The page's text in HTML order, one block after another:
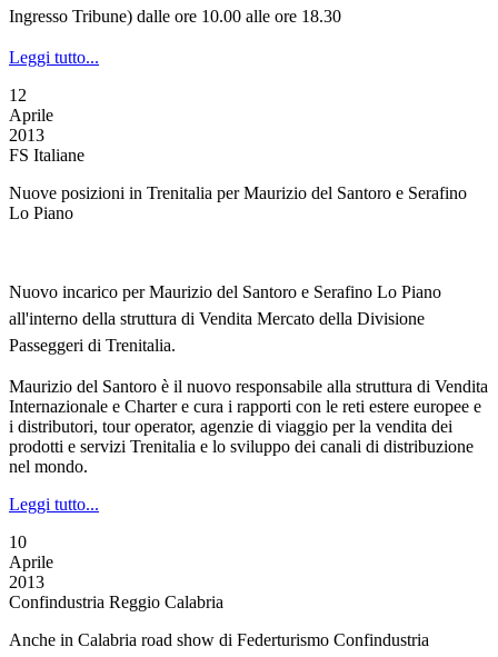
Ingresso Tribune) dalle ore 10.00 alle ore 18.30
Leggi tutto...
12
Aprile
2013
FS Italiane
Nuove posizioni in Trenitalia per Maurizio del Santoro e Serafino
Lo Piano
Nuovo incarico per Maurizio del Santoro e Serafino Lo Piano
all'interno della struttura di Vendita Mercato della Divisione
Passeggeri di Trenitalia.
Maurizio del Santoro è il nuovo responsabile alla struttura di Vendita
Internazionale e Charter e cura i rapporti con le reti estere europee e
i distributori, tour operator, agenzie di viaggio per la vendita dei
prodotti e servizi Trenitalia e lo sviluppo dei canali di distribuzione
nel mondo.
Leggi tutto...
10
Aprile
2013
Confindustria Reggio Calabria
Anche in Calabria road show di Federturismo Confindustria